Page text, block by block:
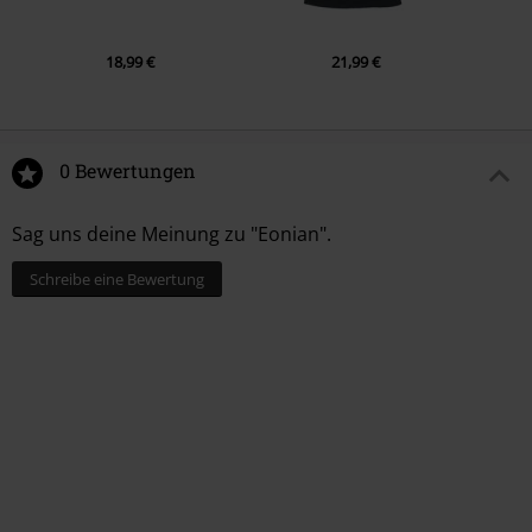
18,99 €
21,99 €
0 Bewertungen
Sag uns deine Meinung zu "Eonian".
Schreibe eine Bewertung